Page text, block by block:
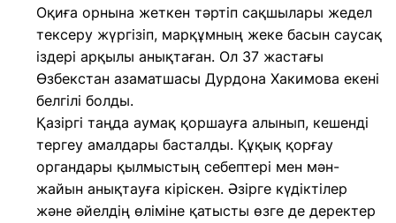
Оқиға орнына жеткен тәртіп сақшылары жедел
тексеру жүргізіп, марқұмның жеке басын саусақ
іздері арқылы анықтаған. Ол 37 жастағы
Өзбекстан азаматшасы Дурдона Хакимова екені
белгілі болды.
Қазіргі таңда аумақ қоршауға алынып, кешенді
тергеу амалдары басталды. Құқық қорғау
органдары қылмыстың себептері мен мән-
жайын анықтауға кіріскен. Әзірге күдіктілер
және әйелдің өліміне қатысты өзге де деректер